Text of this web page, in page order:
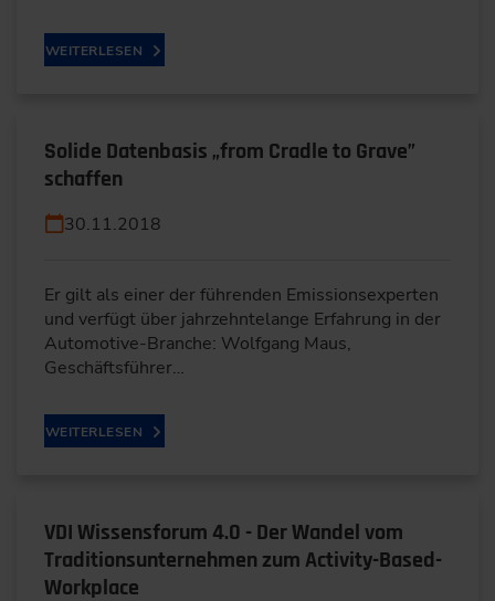
WEITERLESEN
Solide Datenbasis „from Cradle to Grave”
schaffen
30.11.2018
Er gilt als einer der führenden Emissionsexperten
und verfügt über jahrzehntelange Erfahrung in der
Automotive-Branche: Wolfgang Maus,
Geschäftsführer…
WEITERLESEN
VDI Wissensforum 4.0 - Der Wandel vom
Traditionsunternehmen zum Activity-Based-
Workplace